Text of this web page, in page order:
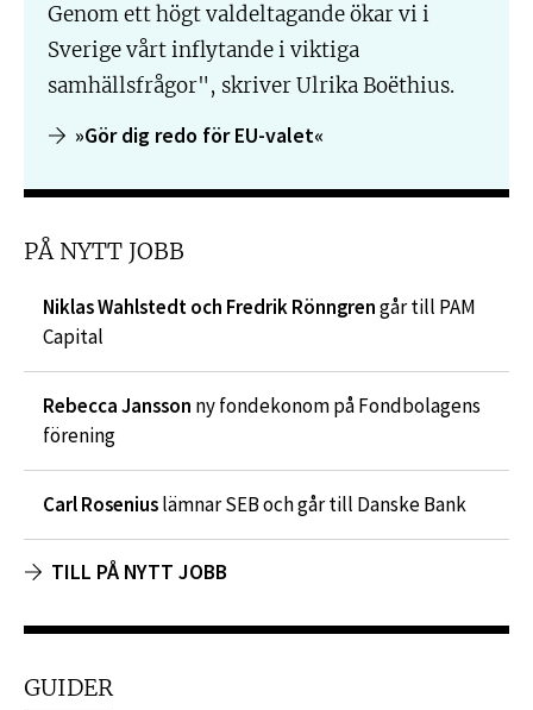
Genom ett högt valdeltagande ökar vi i
Sverige vårt inflytande i viktiga
samhällsfrågor", skriver Ulrika Boëthius.
»Gör dig redo för EU-valet«
PÅ NYTT JOBB
Niklas Wahlstedt och Fredrik Rönngrengår till PAM
Capital
Rebecca Jansson ny fondekonom på Fondbolagens
förening
Carl Roseniuslämnar SEB och går till Danske Bank
TILL PÅ NYTT JOBB
GUIDER